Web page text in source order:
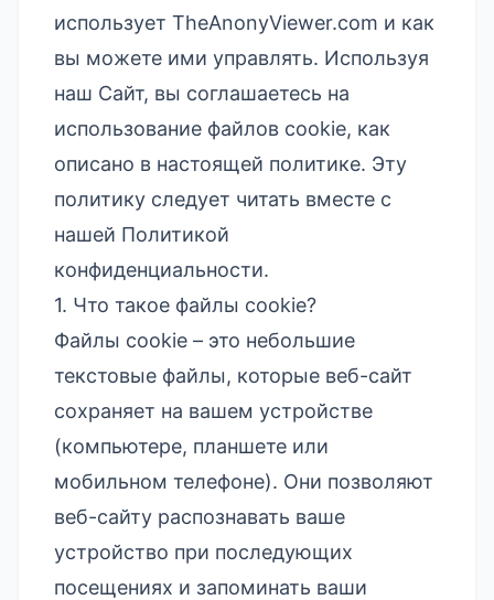
использует TheAnonyViewer.com и как
вы можете ими управлять. Используя
наш Сайт, вы соглашаетесь на
использование файлов cookie, как
описано в настоящей политике. Эту
политику следует читать вместе с
нашей Политикой
конфиденциальности.
1. Что такое файлы cookie?
Файлы cookie – это небольшие
текстовые файлы, которые веб-сайт
сохраняет на вашем устройстве
(компьютере, планшете или
мобильном телефоне). Они позволяют
веб-сайту распознавать ваше
устройство при последующих
посещениях и запоминать ваши